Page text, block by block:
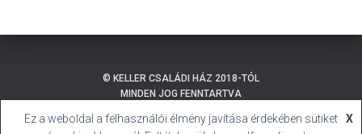
© KELLER CSALÁDI HÁZ 2018-TÓL
MINDEN JOG FENNTARTVA
Ez a weboldal a felhasználói élmény javítása érdekében sütiket
X